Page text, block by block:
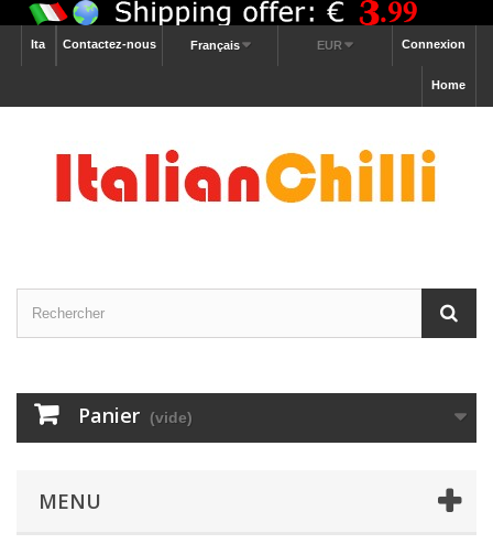
Connexion
EUR
Français
Contactez-nous
Ita
Home
Panier (vide)
MENU